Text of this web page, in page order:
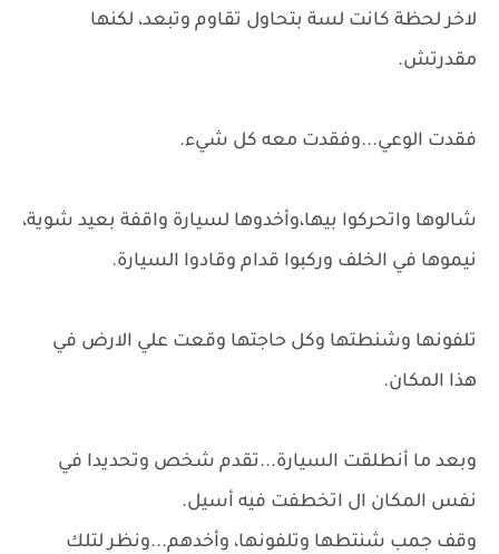
لاخر لحظة كانت لسة بتحاول تقاوم وتبعد، لكنها
مقدرتش.
فقدت الوعي...وفقدت معه كل شيء.
شالوها واتحركوا بيها،وأخدوها لسيارة واقفة بعيد شوية،
نيموها في الخلف وركبوا قدام وقادوا السيارة.
تلفونها وشنطتها وكل حاجتها وقعت علي الارض في
هذا المكان.
وبعد ما أنطلقت السيارة...تقدم شخص وتحديدا في
نفس المكان ال اتخطفت فيه أسيل.
وقف جمب شنتطها وتلفونها، وأخدهم...ونظر لتلك